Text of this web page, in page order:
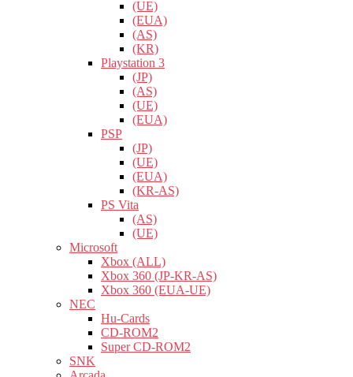
(UE)
(EUA)
(AS)
(KR)
Playstation 3
(JP)
(AS)
(UE)
(EUA)
PSP
(JP)
(UE)
(EUA)
(KR-AS)
PS Vita
(AS)
(UE)
Microsoft
Xbox (ALL)
Xbox 360 (JP-KR-AS)
Xbox 360 (EUA-UE)
NEC
Hu-Cards
CD-ROM2
Super CD-ROM2
SNK